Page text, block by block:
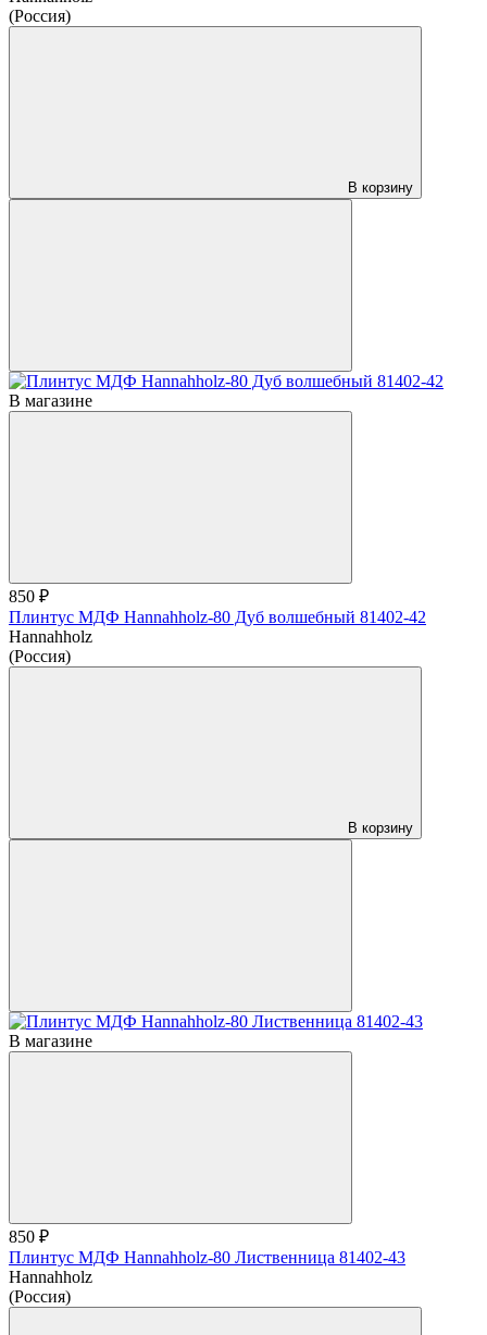
(Россия)
В корзину
В магазине
850 ₽
Плинтус МДФ Hannahholz-80 Дуб волшебный 81402-42
Hannahholz
(Россия)
В корзину
В магазине
850 ₽
Плинтус МДФ Hannahholz-80 Лиственница 81402-43
Hannahholz
(Россия)